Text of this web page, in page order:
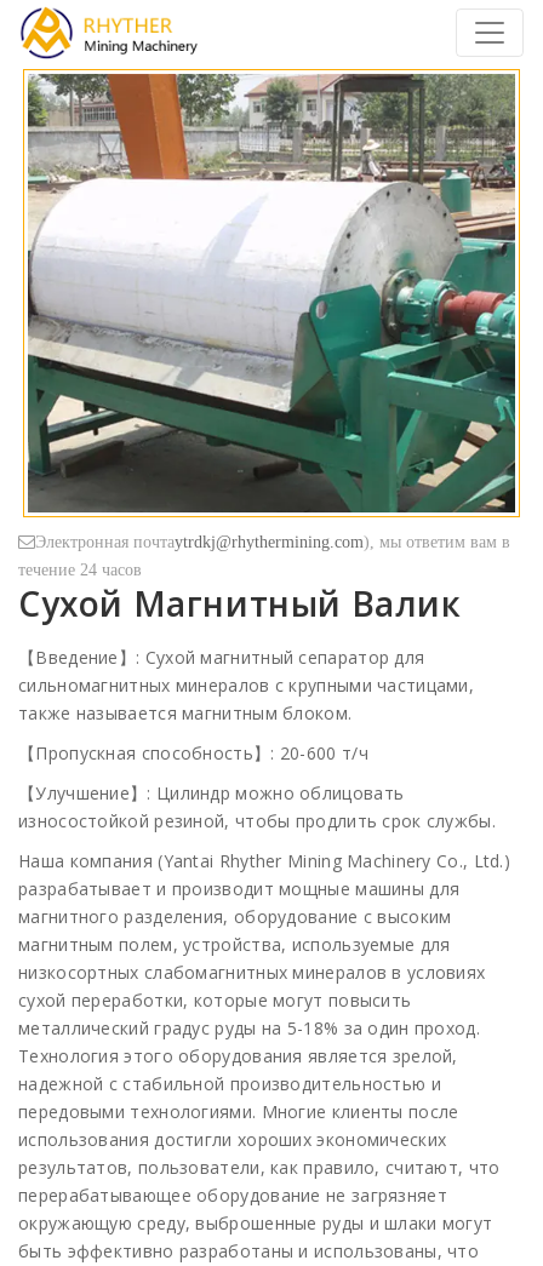
Электронная почтаytrdkj@rhythermining.com), мы ответим вам в
течение 24 часов
Сухой Магнитный Валик
【Введение】: Сухой магнитный сепаратор для
сильномагнитных минералов с крупными частицами,
также называется магнитным блоком.
【Пропускная способность】: 20-600 т/ч
【Улучшение】: Цилиндр можно облицовать
износостойкой резиной, чтобы продлить срок службы.
Наша компания (Yantai Rhyther Mining Machinery Co., Ltd.)
разрабатывает и производит мощные машины для
магнитного разделения, оборудование с высоким
магнитным полем, устройства, используемые для
низкосортных слабомагнитных минералов в условиях
сухой переработки, которые могут повысить
металлический градус руды на 5-18% за один проход.
Технология этого оборудования является зрелой,
надежной с стабильной производительностью и
передовыми технологиями. Многие клиенты после
использования достигли хороших экономических
результатов, пользователи, как правило, считают, что
перерабатывающее оборудование не загрязняет
окружающую среду, выброшенные руды и шлаки могут
быть эффективно разработаны и использованы, что